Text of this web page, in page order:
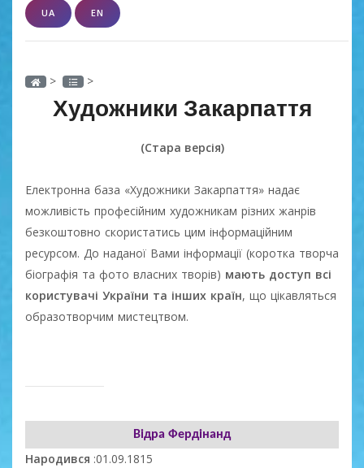
UA EN
> >
Художники Закарпаття
(Стара версія)
Електронна база «Художники Закарпаття» надає
можливість професійним художникам різних жанрів
безкоштовно скористатись цим інформаційним
ресурсом. До наданої Вами інформації (коротка творча
біографія та фото власних творів) мають доступ всі
користувачі України та інших країн, що цікавляться
образотворчим мистецтвом.
Відра Фердінанд
Народився :01.09.1815